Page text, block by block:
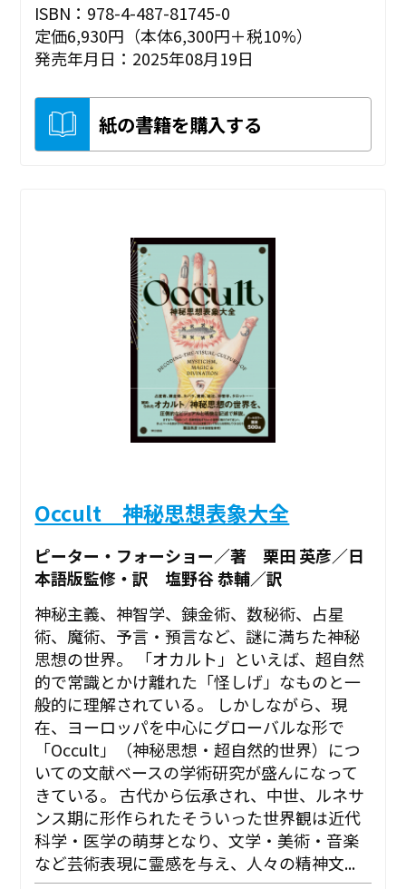
ISBN：978-4-487-81745-0
定価6,930円（本体6,300円＋税10%）
発売年月日：2025年08月19日
紙の書籍を購入する
Occult 神秘思想表象大全
ピーター・フォーショー／著 栗田 英彦／日
本語版監修・訳 塩野谷 恭輔／訳
神秘主義、神智学、錬金術、数秘術、占星
術、魔術、予言・預言など、謎に満ちた神秘
思想の世界。 「オカルト」といえば、超自然
的で常識とかけ離れた「怪しげ」なものと一
般的に理解されている。 しかしながら、現
在、ヨーロッパを中心にグローバルな形で
「Occult」（神秘思想・超自然的世界）につ
いての文献ベースの学術研究が盛んになって
きている。 古代から伝承され、中世、ルネサ
ンス期に形作られたそういった世界観は近代
科学・医学の萌芽となり、文学・美術・音楽
など芸術表現に霊感を与え、人々の精神文...